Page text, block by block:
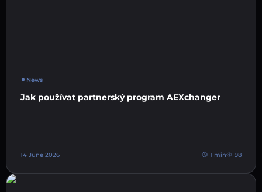
News
Jak používat partnerský program AEXchanger
14 June 2026 1 min 98